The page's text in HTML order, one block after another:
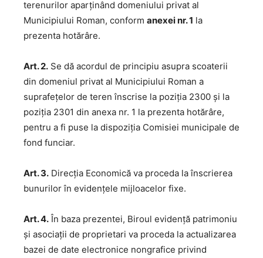
terenurilor aparținând domeniului privat al
Municipiului Roman, conform anexei nr. 1 la
prezenta hotărâre.
Art. 2. Se dă acordul de principiu asupra scoaterii
din domeniul privat al Municipiului Roman a
suprafețelor de teren înscrise la poziția 2300 și la
poziția 2301 din anexa nr. 1 la prezenta hotărâre,
pentru a fi puse la dispoziția Comisiei municipale de
fond funciar.
Art. 3. Direcţia Economică va proceda la înscrierea
bunurilor în evidențele mijloacelor fixe.
Art. 4. În baza prezentei, Biroul evidență patrimoniu
și asociații de proprietari va proceda la actualizarea
bazei de date electronice nongrafice privind